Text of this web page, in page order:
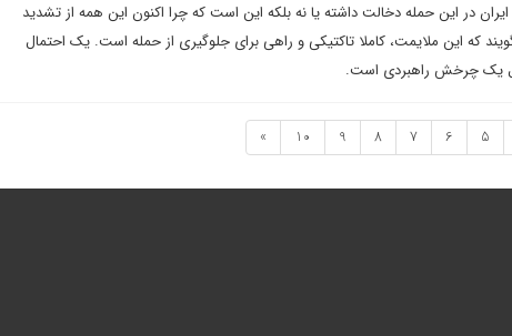
در این حمله دخالت داشته یا نه بلکه این است که چرا اکنون این همه از تشدید
که این ملایمت، کاملا تاکتیکی و راهی برای جلوگیری از حمله است. یک احتمال
یک چرخش راهبردی است.
5
6
7
8
9
10
»